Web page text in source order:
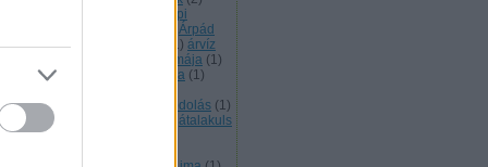
Árpád napi
Árpád
(1)Arraragat 1) árvíz
Assisi Szent Ferec imája (1)
Heliksz a felvirágzás kódja (1)
(2 Ataiszi kódolás (1)
magok
átalakuls
átalakultást segíti